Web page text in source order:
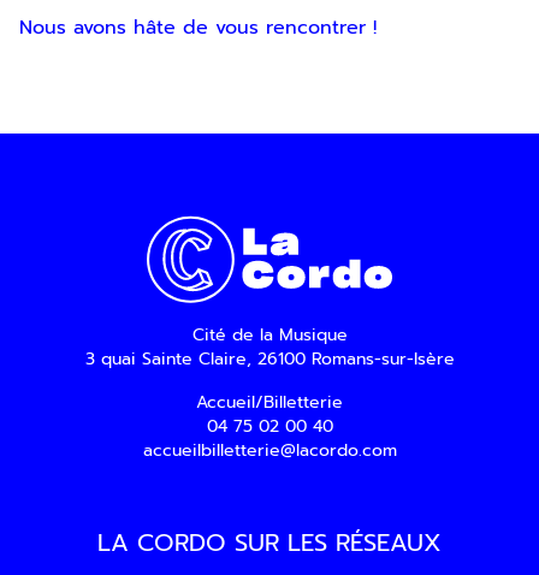
Nous avons hâte de vous rencontrer !
Cité de la Musique
3 quai Sainte Claire, 26100 Romans-sur-Isère
Accueil/Billetterie
04 75 02 00 40
accueilbilletterie@lacordo.com
LA CORDO SUR LES RÉSEAUX
consentez à recevoir notre lettre
les liens de désinscription ou en nous
contactant. Pour en savoir plus, consultez
Politique de confidentialité.